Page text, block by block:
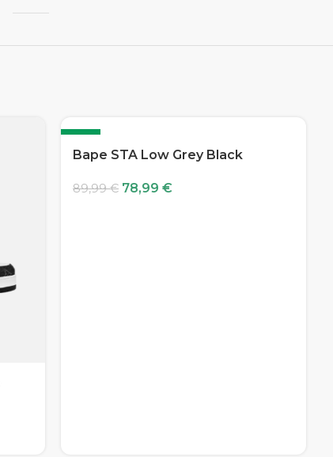
-12%
Bape STA Low Grey Black
89,99€ 78,99 €